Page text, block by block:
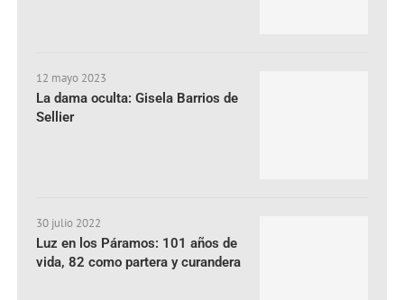
12 mayo 2023
La dama oculta: Gisela Barrios de
Sellier
30 julio 2022
Luz en los Páramos: 101 años de
vida, 82 como partera y curandera